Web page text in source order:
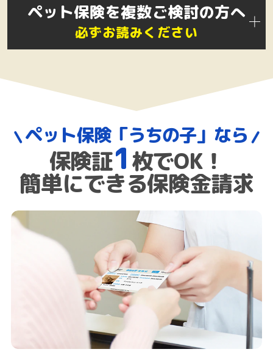
ペット保険を複数ご検討の方へ
必ずお読みください
ペット保険「うちの子」なら
保険証1 枚でOK！
簡単にできる保険金請求